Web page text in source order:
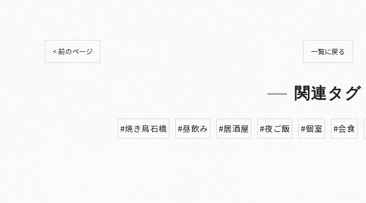
< 前のページ 一覧に戻る
関連タグ
#焼き鳥石橋 #昼飲み #居酒屋 #夜ご飯 #個室 #会食